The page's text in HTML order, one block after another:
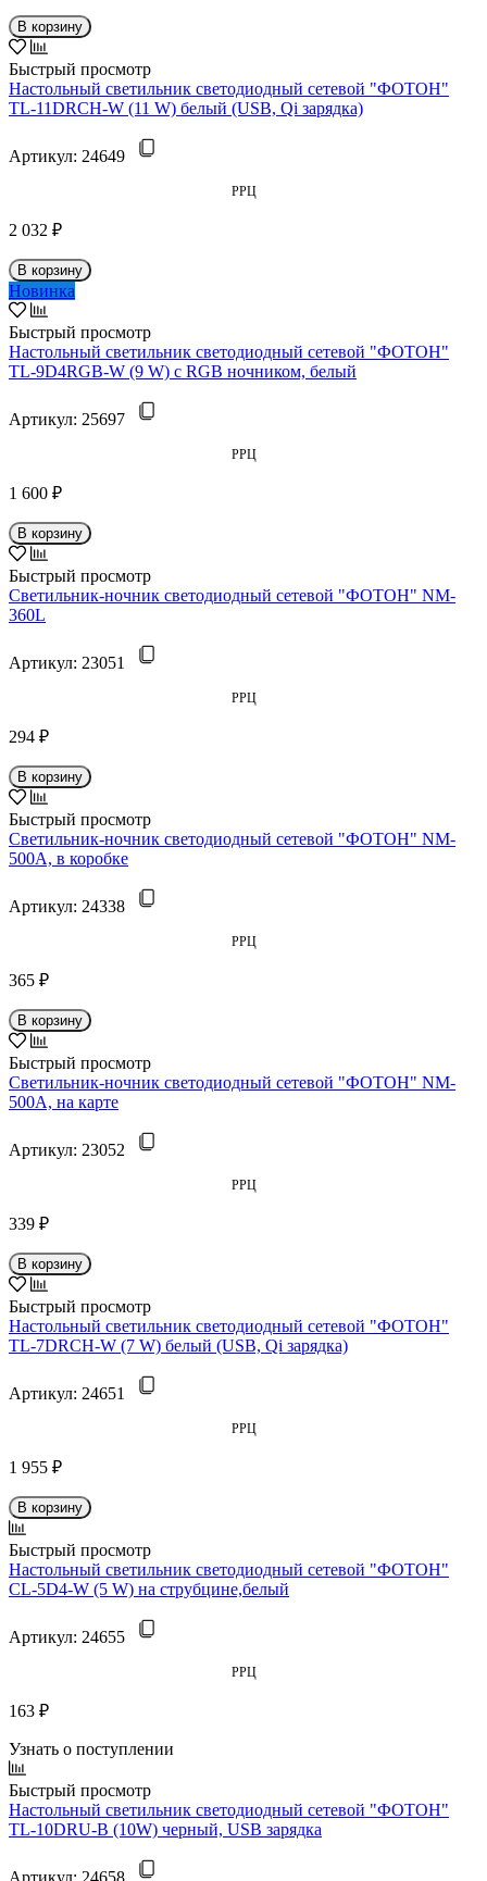
В корзину
Быстрый просмотр
Настольный светильник светодиодный сетевой "ФОТОН"
TL-11DRCH-W (11 W) белый (USB, Qi зарядка)
Артикул: 24649
РРЦ
2 032 ₽
В корзину
Новинка
Быстрый просмотр
Настольный светильник светодиодный сетевой "ФОТОН"
TL-9D4RGB-W (9 W) c RGB ночником, белый
Артикул: 25697
РРЦ
1 600 ₽
В корзину
Быстрый просмотр
Светильник-ночник светодиодный сетевой "ФОТОН" NM-
360L
Артикул: 23051
РРЦ
294 ₽
В корзину
Быстрый просмотр
Светильник-ночник светодиодный сетевой "ФОТОН" NM-
500A, в коробке
Артикул: 24338
РРЦ
365 ₽
В корзину
Быстрый просмотр
Светильник-ночник светодиодный сетевой "ФОТОН" NM-
500A, на карте
Артикул: 23052
РРЦ
339 ₽
В корзину
Быстрый просмотр
Настольный светильник светодиодный сетевой "ФОТОН"
TL-7DRCH-W (7 W) белый (USB, Qi зарядка)
Артикул: 24651
РРЦ
1 955 ₽
В корзину
Быстрый просмотр
Настольный светильник светодиодный сетевой "ФОТОН"
CL-5D4-W (5 W) на струбцине,белый
Артикул: 24655
РРЦ
163 ₽
Узнать о поступлении
Быстрый просмотр
Настольный светильник светодиодный сетевой "ФОТОН"
TL-10DRU-B (10W) черный, USB зарядка
Артикул: 24658